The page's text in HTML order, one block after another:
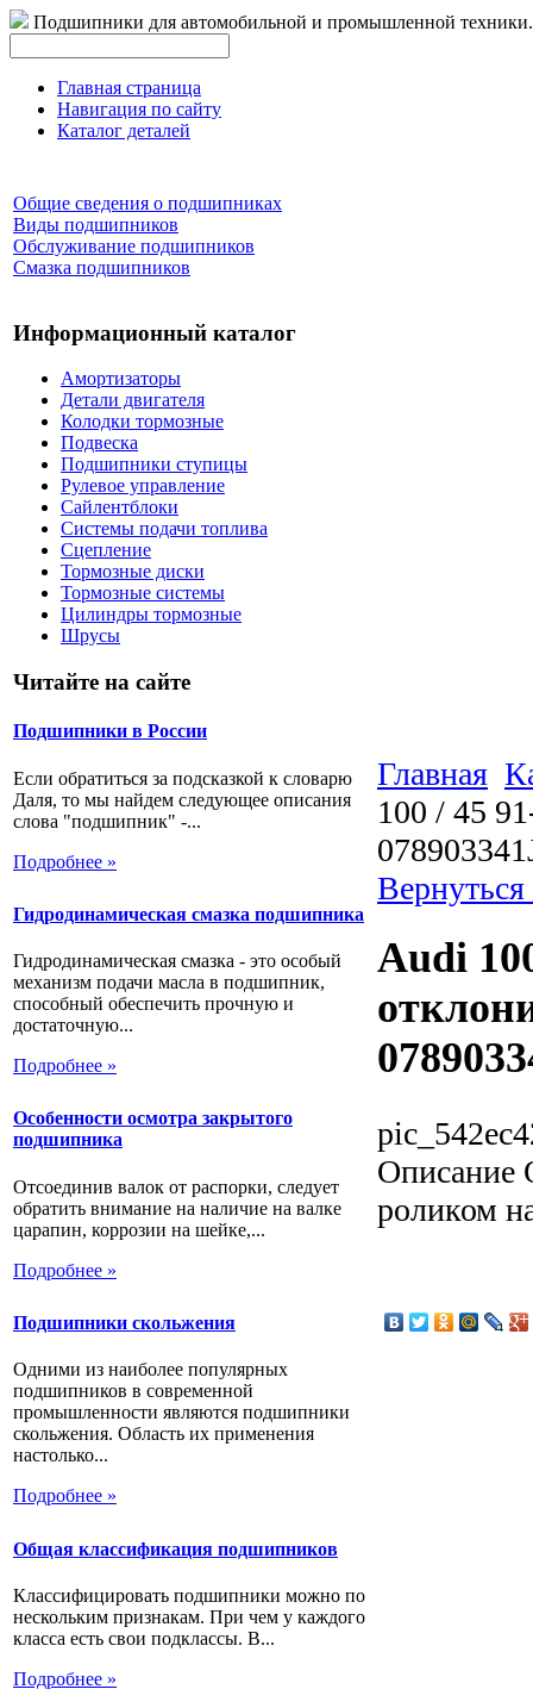
Подшипники для автомобильной и промышленной техники.
Главная страница
Навигация по сайту
Каталог деталей
Общие сведения о подшипниках
Виды подшипников
Обслуживание подшипников
Смазка подшипников
Информационный каталог
Амортизаторы
Детали двигателя
Колодки тормозные
Подвеска
Подшипники ступицы
Рулевое управление
Сайлентблоки
Системы подачи топлива
Сцепление
Тормозные диски
Тормозные системы
Цилиндры тормозные
Шрусы
Читайте на сайте
Подшипники в России
Если обратиться за подсказкой к словарю
Даля, то мы найдем следующее описания
слова "подшипник" -...
Подробнее »
Гидродинамическая смазка подшипника
Гидродинамическая смазка - это особый
механизм подачи масла в подшипник,
способный обеспечить прочную и
достаточную...
Подробнее »
Особенности осмотра закрытого
подшипника
Отсоединив валок от распорки, следует
обратить внимание на наличие на валке
царапин, коррозии на шейке,...
Подробнее »
Подшипники скольжения
Одними из наиболее популярных
подшипников в современной
промышленности являются подшипники
скольжения. Область их применения
настолько...
Подробнее »
Общая классификация подшипников
Классифицировать подшипники можно по
нескольким признакам. При чем у каждого
класса есть свои подклассы. В...
Подробнее »
Главная
100 / 45
Вернуться
Audi
Описание
роликом